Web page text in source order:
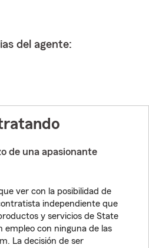
del agente:
de una apasionante
ver con la posibilidad de
independiente que
y servicios de State
empleo con ninguna de las
La decisión de ser